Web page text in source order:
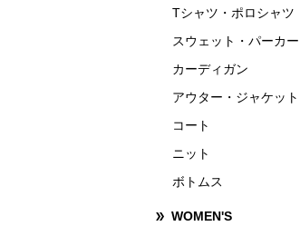
Tシャツ・ポロシャツ
スウェット・パーカー
カーディガン
アウター・ジャケット
コート
ニット
ボトムス
WOMEN'S